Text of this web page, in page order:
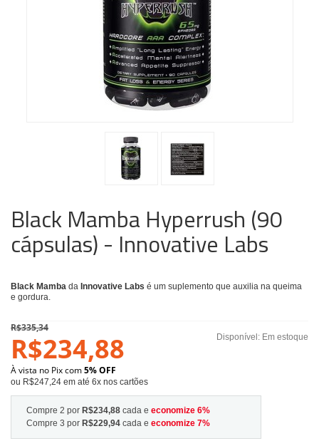
Black Mamba Hyperrush (90
cápsulas) - Innovative Labs
Black Mamba da Innovative Labs é um suplemento que auxilia na queima
e gordura.
Disponível: Em estoque
R$335,34
R$234,88
À vista no Pix com5% OFF
ou R$247,24 em até 6x nos cartões
Compre 2 por R$234,88 cada e economize 6%
Compre 3 por R$229,94 cada e economize 7%